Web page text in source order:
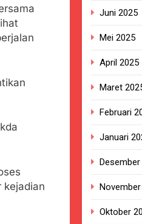
Berangkatkan Empat Korban
Komite Sekolah, Disorot
TKBM: “Belum Ada
Desa Sukakersa
Mutiara Sentosa 2 di
kejadian
Juni 2025
Mei 2025
April 2025
Maret
Februari
Januari
Oktober